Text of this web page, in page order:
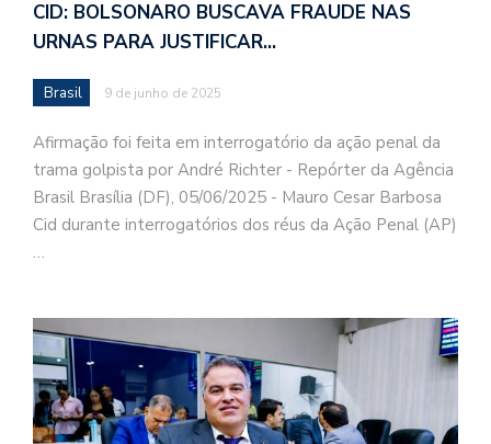
CID: BOLSONARO BUSCAVA FRAUDE NAS
URNAS PARA JUSTIFICAR…
Brasil 9 de junho de 2025
Afirmação foi feita em interrogatório da ação penal da
trama golpista por André Richter - Repórter da Agência
Brasil Brasília (DF), 05/06/2025 - Mauro Cesar Barbosa
Cid durante interrogatórios dos réus da Ação Penal (AP)
…